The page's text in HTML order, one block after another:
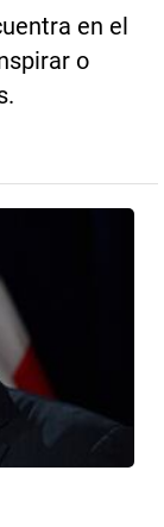
en el
o